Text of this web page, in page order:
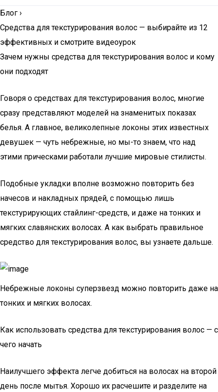
Блог ›
Средства для текстурирования волос — выбирайте из 12
эффективных и смотрите видеоурок
Зачем нужны средства для текстурирования волос и кому
они подходят
Говоря о средствах для текстурирования волос, многие
сразу представляют моделей на знаменитых показах
белья. А главное, великолепные локоны этих известных
девушек — чуть небрежные, но мы-то знаем, что над
этими прическами работали лучшие мировые стилисты.
Подобные укладки вполне возможно повторить без
начесов и накладных прядей, с помощью лишь
текстурирующих стайлинг-средств, и даже на тонких и
мягких славянских волосах. А как выбрать правильное
средство для текстурирования волос, вы узнаете дальше.
Небрежные локоны суперзвезд можно повторить даже на
тонких и мягких волосах.
Как использовать средства для текстурирования волос — с
чего начать
Наилучшего эффекта легче добиться на волосах на второй
день после мытья. Хорошо их расчешите и разделите на